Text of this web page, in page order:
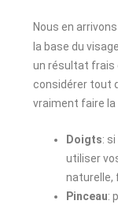
Nous en
la base du
un résultat frais
considérer tout
vraiment faire
Doigts:
utiliser
naturelle,
Pinceau: